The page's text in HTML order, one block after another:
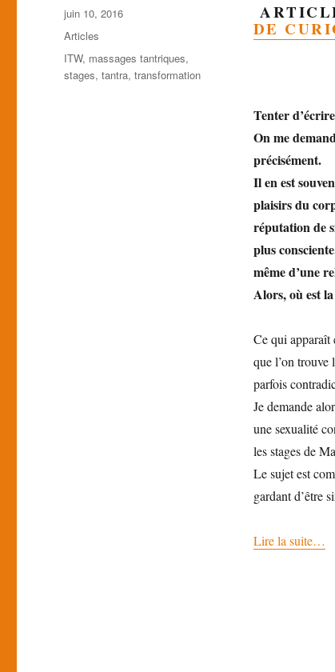
DE
Tenter
On me
précisément.
Il en est
plaisirs du
réputation de
plus
même d’une
Alors, où est
Ce qui apparaît
que l’on
parfois
Je demande
une sexualité
les stages de
Le sujet est
gardant d’être
Lire la suite…
Publié
le
juin 10, 2016
Catégories
Articles
Étiquettes
ITW, massages tantriques,
stages,tantra,transformation